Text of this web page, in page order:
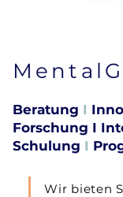
Beratung I
Forschung I
Schulung I
Wir bieten